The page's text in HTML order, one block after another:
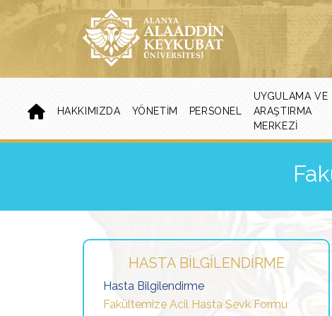
HAKKIMIZDA YÖNETIM PERSONEL
UYGULAMA VE
ARAŞTIRMA
MERKEZI
HASTA BİLGİLENDİRME
Hasta Bilgilendirme
Fakültemize Acil Hasta Sevk Formu